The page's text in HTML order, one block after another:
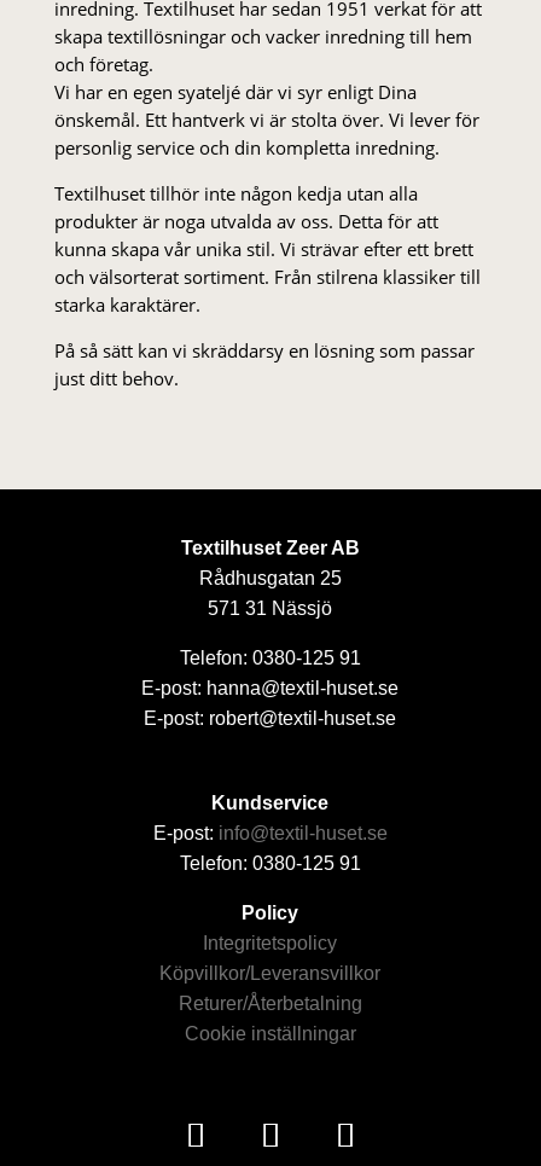
inredning. Textilhuset har sedan 1951 verkat för att
skapa textillösningar och vacker inredning till hem
och företag.
Vi har en egen syateljé där vi syr enligt Dina
önskemål. Ett hantverk vi är stolta över. Vi lever för
personlig service och din kompletta inredning.
Textilhuset tillhör inte någon kedja utan alla
produkter är noga utvalda av oss. Detta för att
kunna skapa vår unika stil. Vi strä­var efter ett brett
och välsorterat sor­ti­ment. Från stil­rena klas­siker till
starka karaktärer.
På så sätt kan vi skräddarsy en lösning som passar
just ditt behov.
Textilhuset Zeer AB
Rådhusgatan 25
571 31 Nässjö
Telefon: 0380-125 91
E-post: hanna@textil-huset.se
E-post: robert@textil-huset.se
Kundservice
E-post: info@textil-huset.se
Telefon: 0380-125 91
Policy
Integritetspolicy
Köpvillkor/Leveransvillkor
Returer/Återbetalning
Cookie inställningar